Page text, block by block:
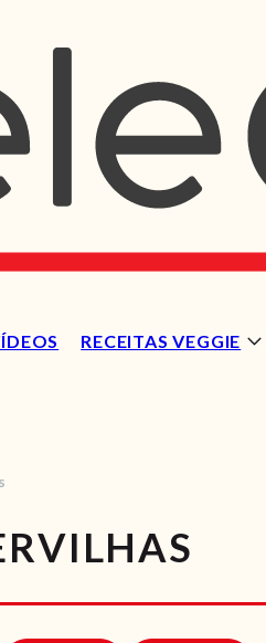
RECEITAS VEGGIE